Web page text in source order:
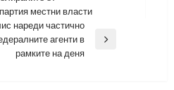
местни власти
нареди частично
агенти в
рамките на деня